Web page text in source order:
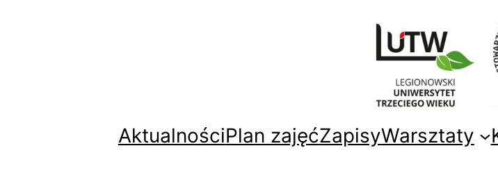
AktualnościPlan zajęćZapisyWarsztaty